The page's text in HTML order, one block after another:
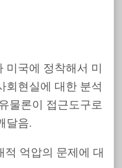
국에 정착해서 미
회현실에 대한 분석
물론이 접근도구로
달음.
억압의 문제에 대